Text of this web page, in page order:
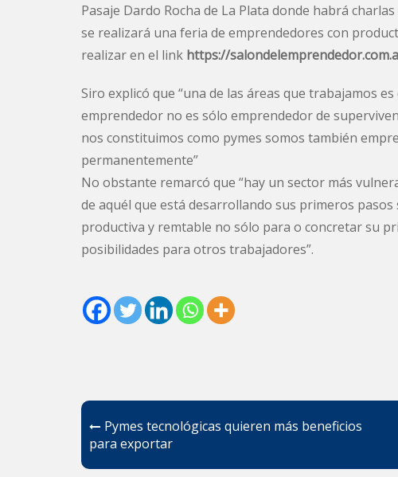
Pasaje Dardo Rocha de La Plata donde habrá
se realizará una feria de emprendedores con
realizar en el link https://
Siro explicó que “una de las áreas que trabajamos
emprendedor no es sólo emprendedor de
nos constituimos como pymes somos también
permanentemente”
No obstante remarcó que “hay un sector más
de aquél que está desarrollando sus primeros
productiva y remtable no sólo para o concretar su
posibilidades para otros trabajadores”.
Navegación
de
entradas
Pymes tecnológicas quieren más beneficios
para exportar